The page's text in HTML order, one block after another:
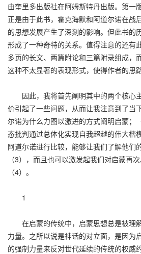
由奎里多出版社在阿姆斯特丹出版。第一
正是由于此书，霍克海默和阿道尔诺在战
的思想发展产生了深刻的影响。但此书的
形成了一种奇特的关系。值得注意的还有
多页的长文、两篇附论和三篇附录组成，
这种不太显著的表现形式，使得作者的思
因此，我将首先阐明其中的两个核心
价引起了一些问题，从而让我注意到了当
尔诺为什么力图以激进的方式阐明启蒙；
态批判通过总体化实现自我超越的伟大楷
阿道尔诺进行比较，能够让我们了解他们
（3），而且也可以激发起我们对启蒙再
（4）。
1
在启蒙的传统中，启蒙思想总是被理
力量。之所以说是神话的对立面，是因为
的强制力量来反对世代延续的传统的权威